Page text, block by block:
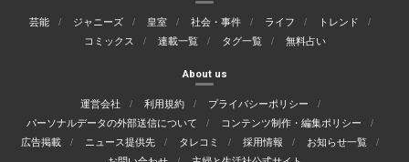
芸能 ジャニーズ 皇室 社会・事件 ライフ
トレンド
コミックス
連載一覧 タグ一覧 無料占い
About us
運営会社 利用規約
プライバシーポリシー
パーソナルデータの外部送信について
コンテンツ制作・編集ポリシー
広告掲載
ニュース提供先 タレコミ 採用情報
お知らせ一覧